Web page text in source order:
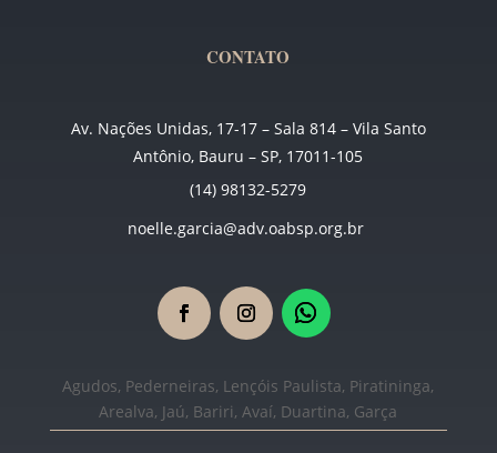
CONTATO
Av. Nações Unidas, 17-17 – Sala 814 – Vila Santo
Antônio, Bauru – SP, 17011-105
(14) 98132-5279
noelle.garcia@adv.oabsp.org.br
Agudos, Pederneiras, Lençóis Paulista, Piratininga,
Arealva, Jaú, Bariri, Avaí, Duartina, Garça